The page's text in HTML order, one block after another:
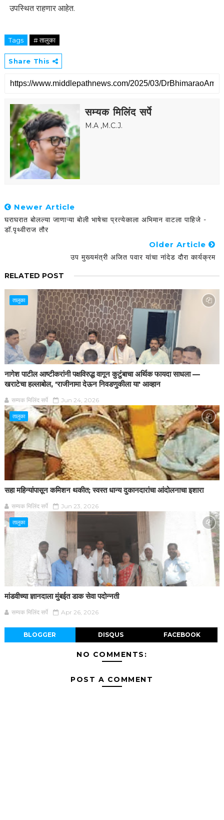
उपस्थित राहणार आहेत.
Tags # तालुका
Share This
सम्यक मिलिंद सर्पे
M.A ,M.C.J.
Newer Article
घराघरात बोलल्या जाणाऱ्या बोली भाषेचा प्रत्येकाला अभिमान वाटला पाहिजे -
डॉ.पृथ्वीराज तौर
Older Article
उप मुख्यमंत्री अजित पवार यांचा नांदेड दौरा कार्यक्रम
RELATED POST
तालुका
नागेश पाटील आष्टीकरांनी पक्षविरुद्ध वागून कुटुंबाचा अर्थिक फायदा साधला —
खराटेचा हल्लाबोल, 'राजीनामा देऊन निवडणुकीला या' आव्हान
सम्यक मिलिंद सर्पे Jun 24, 2026
तालुका
सहा महिन्यांपासून कमिशन थकीत; स्वस्त धान्य दुकानदारांचा आंदोलनाचा इशारा
सम्यक मिलिंद सर्पे Jun 23, 2026
तालुका
मांडवीच्या ज्ञानदाला मुंबईत डाक सेवा पदोन्नती
सम्यक मिलिंद सर्पे Apr 26, 2026
BLOGGER DISQUS FACEBOOK
NO COMMENTS:
POST A COMMENT